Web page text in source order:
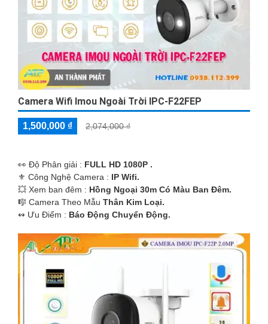
Camera Wifi Imou Ngoài Trời IPC-F22FEP
1,500,000 ₫ 2,074,000 ₫
️👀 Độ Phân giải : FULL HD 1080P .
⚜️ Công Nghệ Camera : IP Wifi.
💥 Xem ban đêm : Hồng Ngoại 30m Có Màu Ban Đêm.
🎼️ Camera Theo Mẫu Thân Kim Loại.
️↭ Ưu Điểm : Báo Động Chuyển Động.